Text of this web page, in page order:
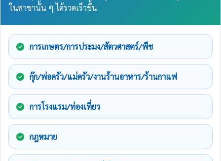
ในสาขานั้น ๆ ได้รวดเร็วขึ้น
การเกษตร/การประมง/สัตวศาสตร์/พืช
กุ๊ก/พ่อครัว/แม่ครัว/งานร้านอาหาร/ร้านกาแฟ
การโรงแรม/ท่องเที่ยว
กฎหมาย